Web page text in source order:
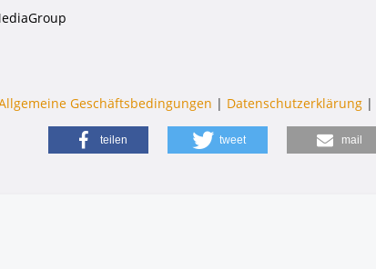
Geschäftsbedingungen | Datenschutzerklärung|
teilen tweet mail